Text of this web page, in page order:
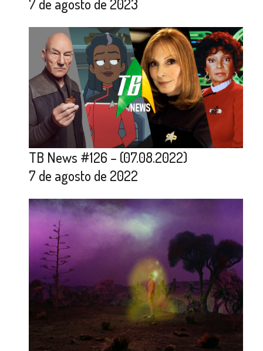
7 de agosto de 2023
TB News #126 – (07.08.2022)
7 de agosto de 2022